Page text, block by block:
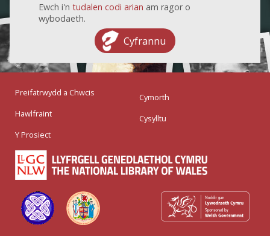
Ewch i'n tudalen codi arian am ragor o
wybodaeth.
Cyfrannu
Preifatrwydd a Chwcis
Hawlfraint
Y Prosiect
Cymorth
Cysylltu